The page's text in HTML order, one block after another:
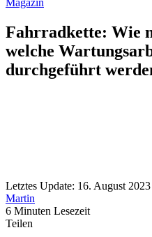
Magazin
Fahrradkette: Wie
welche
durchgeführt
Letztes Update: 16. August
Martin
6 Minuten Lesezeit
Teilen